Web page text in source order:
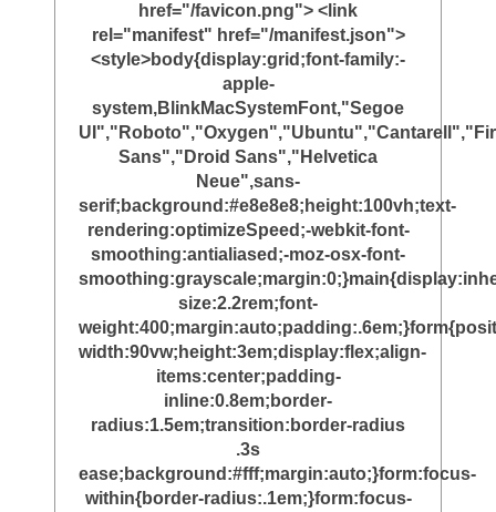
href="/favicon.png"> <link
rel="manifest" href="/manifest.json">
<style>body{display:grid;font-family:-
apple-
system,BlinkMacSystemFont,"Segoe
Sans","Droid Sans","Helvetica
Neue",sans-
serif;background:#e8e8e8;height:100vh;text-
rendering:optimizeSpeed;-webkit-font-
smoothing:antialiased;-moz-osx-font-
size:2.2rem;font-
width:90vw;height:3em;display:flex;align-
items:center;padding-
inline:0.8em;border-
radius:1.5em;transition:border-radius
.3s
ease;background:#fff;margin:auto;}form:focus-
within{border-radius:.1em;}form:focus-